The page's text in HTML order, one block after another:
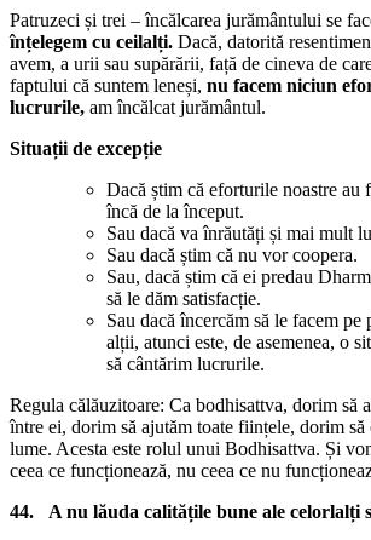
Patruzeci și trei – încălcarea jurământului se
înțelegem cu ceilalți. Dacă, datorită
avem, a urii sau supărării, față de cineva de
faptului că suntem leneși, nu facem niciun
lucrurile, am încălcat jurământul.
Situații de excepție
Dacă știm că eforturile noastre au
încă de la început.
Sau dacă va înrăutăți și mai mult
Sau dacă știm că nu vor coopera.
Sau, dacă știm că ei predau
să le dăm satisfacție.
Sau dacă încercăm să le facem
alții, atunci este, de asemenea, o
să cântărim lucrurile.
Regula călăuzitoare: Ca bodhisattva, dorim să
între ei, dorim să ajutăm toate ființele, dorim să
lume. Acesta este rolul unui Bodhisattva. Și
ceea ce funcționează, nu ceea ce nu
44. A nu lăuda calitățile bune ale celorlalți